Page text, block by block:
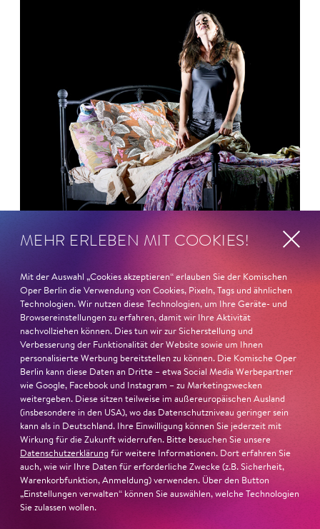
26. Juni 2026
Ambur Braid für DER FAUST
nominiert
Ambur Braidist für den Deutschen Theaterpreis DER
FAUST nominiert in der Kategorie »Darsteller:in
Musiktheater«. Ihr eindrucksvolles Rollendebüt als
Katerina Lwowna Ismailowa in Barrie Koskys
Lady
Macbeth von Mzensk sei jederzeit authentisch, ziehe das
Publikum in ihren Bann, fordere zum Miterleben und
Mitleiden heraus – niemand im Saal bliebe teilnahmslos
MEHR ERLEBEN MIT COOKIES!
Mit der Auswahl „Cookies akzeptieren“ erlauben Sie der Komischen
Oper Berlin die Verwendung von Cookies, Pixeln, Tags und ähnlichen
Technologien. Wir nutzen diese Technologien, um Ihre Geräte- und
Browsereinstellungen zu erfahren, damit wir Ihre Aktivität
nachvollziehen können. Dies tun wir zur Sicherstellung und
Verbesserung der Funktionalität der Website sowie um Ihnen
personalisierte Werbung bereitstellen zu können. Die Komische Oper
Berlin kann diese Daten an Dritte – etwa Social Media Werbepartner
wie Google, Facebook und Instagram – zu Marketingzwecken
weitergeben. Diese sitzen teilweise im außereuropäischen Ausland
(insbesondere in den USA), wo das Datenschutzniveau geringer sein
kann als in Deutschland. Ihre Einwilligung können Sie jederzeit mit
Wirkung für die Zukunft widerrufen. Bitte besuchen Sie unsere
Datenschutzerklärung für weitere Informationen. Dort erfahren Sie
auch, wie wir Ihre Daten für erforderliche Zwecke (z.B. Sicherheit,
Warenkorbfunktion, Anmeldung) verwenden. Über den Button
„Einstellungen verwalten“ können Sie auswählen, welche Technologien
Sie zulassen wollen.